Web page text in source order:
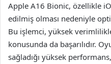
Apple A16 Bionic, özellikle
edilmiş olması nedeniyle
Bu işlemci, yüksek
konusunda da başarılıdır.
sağladığı yüksek